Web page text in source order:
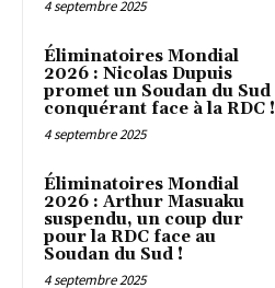
4 septembre 2025
Éliminatoires Mondial
2026 : Nicolas Dupuis
promet un Soudan du Sud
conquérant face à la RDC !
4 septembre 2025
Éliminatoires Mondial
2026 : Arthur Masuaku
suspendu, un coup dur
pour la RDC face au
Soudan du Sud !
4 septembre 2025